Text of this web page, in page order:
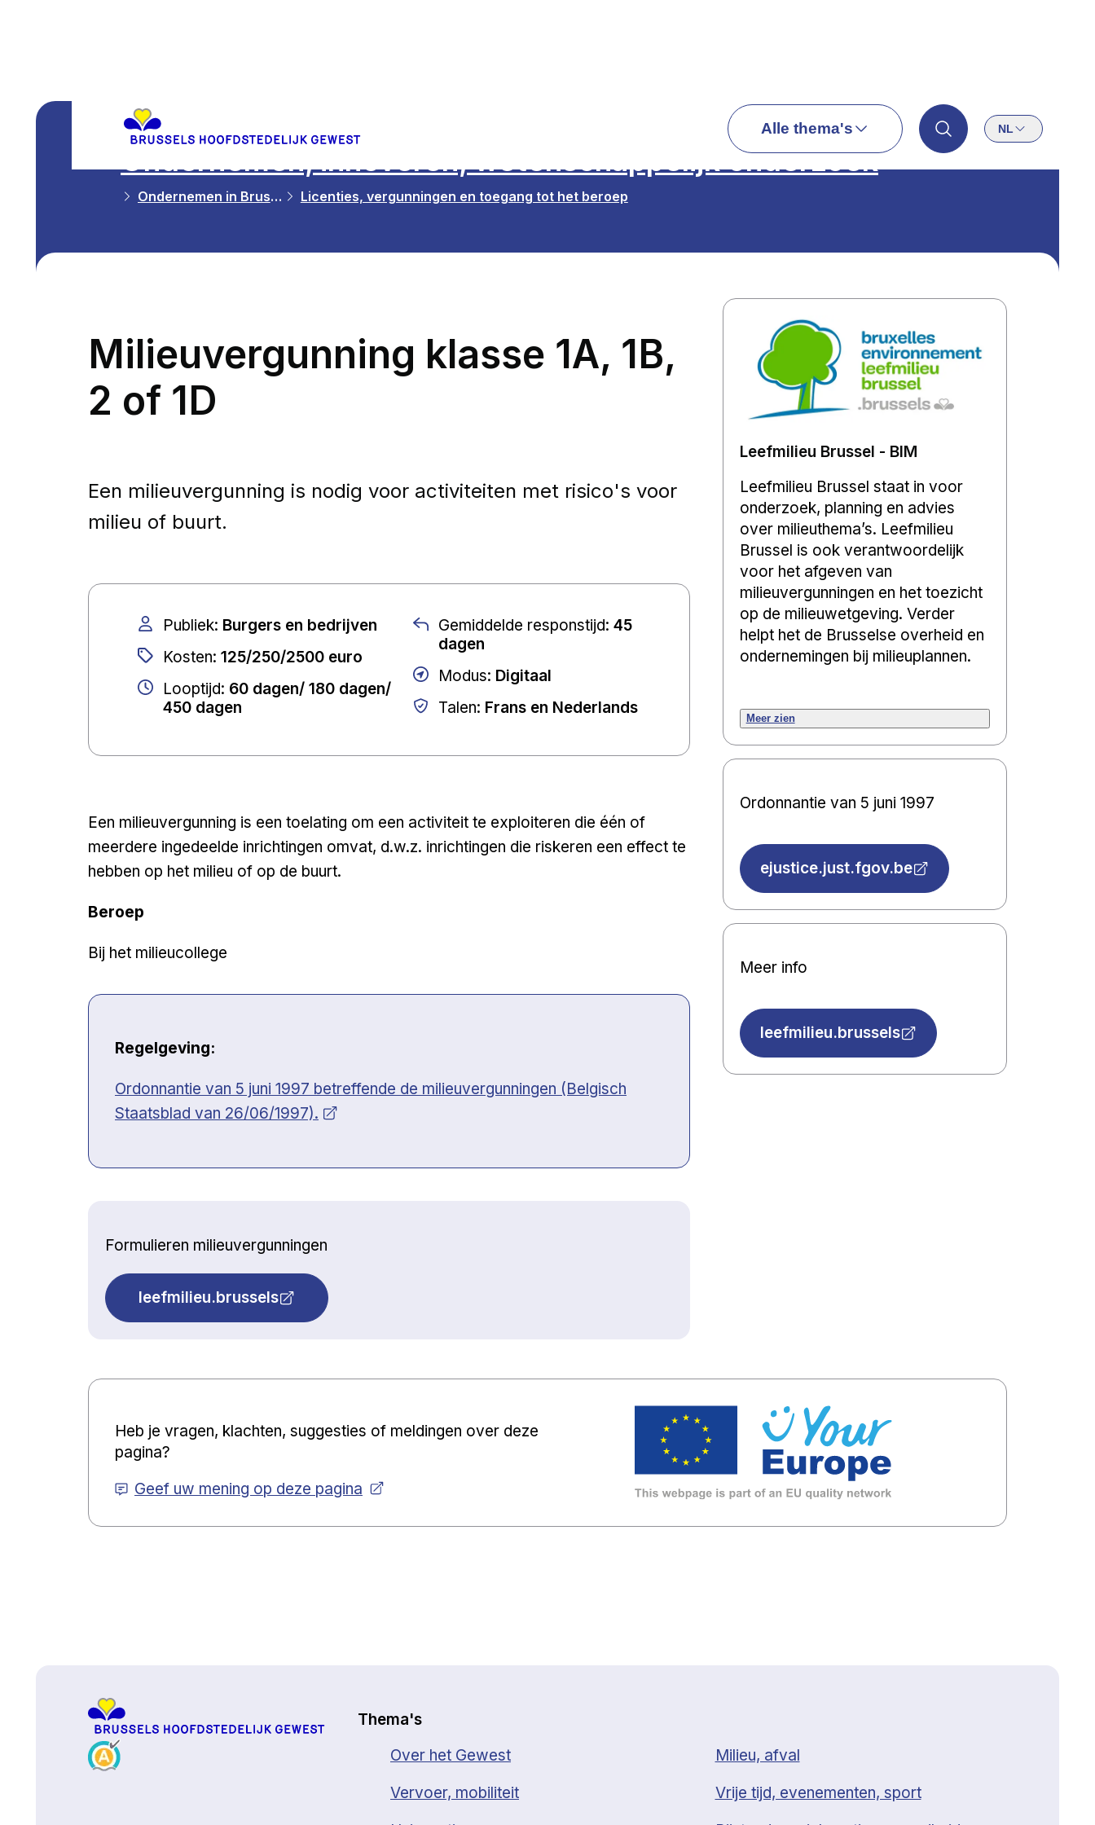
Alle thema's NL
Ondernemen, innoveren, wetenschappelijk onderzoek
Ondernemen in Brussel Licenties, vergunningen en toegang tot het beroep
Milieuvergunning klasse 1A, 1B,
2 of 1D
Een milieuvergunning is nodig voor activiteiten met risico's voor
milieu of buurt.
Publiek: Burgers en bedrijven
Kosten: 125/250/2500 euro
Looptijd: 60 dagen/ 180 dagen/
450 dagen
Gemiddelde responstijd: 45
dagen
Modus: Digitaal
Talen: Frans en Nederlands
Een milieuvergunning is een toelating om een activiteit te exploiteren die één of
meerdere ingedeelde inrichtingen omvat, d.w.z. inrichtingen die riskeren een effect te
hebben op het milieu of op de buurt.
Beroep
Bij het milieucollege
Regelgeving:
Open a new venster
Ordonnantie van 5 juni 1997 betreffende de milieuvergunningen (Belgisch
Staatsblad van 26/06/1997).
Formulieren milieuvergunningen
leefmilieu.brussels
Leefmilieu Brussel - BIM
Leefmilieu Brussel staat in voor
onderzoek, planning en advies
over milieuthema’s. Leefmilieu
Brussel is ook verantwoordelijk
voor het afgeven van
milieuvergunningen en het toezicht
op de milieuwetgeving. Verder
helpt het de Brusselse overheid en
ondernemingen bij milieuplannen.
Meer zien
Ordonnantie van 5 juni 1997
ejustice.just.fgov.be
Meer info
leefmilieu.brussels
Heb je vragen, klachten, suggesties of meldingen over deze
pagina?
Geef uw mening op deze pagina
Thema's
Over het Gewest
Vervoer, mobiliteit
Milieu, afval
Vrije tijd, evenementen, sport